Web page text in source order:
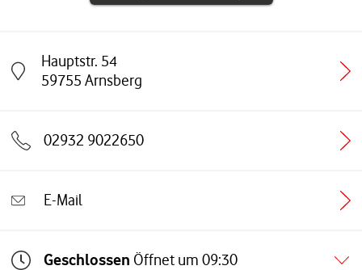
Hauptstr. 54
59755 Arnsberg
Link öffnet in einem neuen Tab
02932 9022650
E-Mail
Geschlossen Öffnet um 09:30